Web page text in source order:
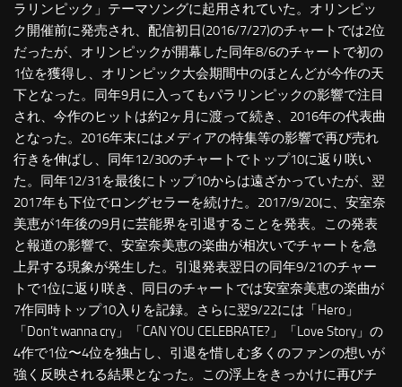
ラリンピック」テーマソングに起用されていた。オリンピッ
ク開催前に発売され、配信初日(2016/7/27)のチャートでは2位
だったが、オリンピックが開幕した同年8/6のチャートで初の
1位を獲得し、オリンピック大会期間中のほとんどが今作の天
下となった。同年9月に入ってもパラリンピックの影響で注目
され、今作のヒットは約2ヶ月に渡って続き、2016年の代表曲
となった。2016年末にはメディアの特集等の影響で再び売れ
行きを伸ばし、同年12/30のチャートでトップ10に返り咲い
た。同年12/31を最後にトップ10からは遠ざかっていたが、翌
2017年も下位でロングセラーを続けた。2017/9/20に、安室奈
美恵が1年後の9月に芸能界を引退することを発表。この発表
と報道の影響で、安室奈美恵の楽曲が相次いでチャートを急
上昇する現象が発生した。引退発表翌日の同年9/21のチャー
トで1位に返り咲き、同日のチャートでは安室奈美恵の楽曲が
7作同時トップ10入りを記録。さらに翌9/22には「Hero」
「Don’t wanna cry」「CAN YOU CELEBRATE?」「Love Story」の
4作で1位〜4位を独占し、引退を惜しむ多くのファンの想いが
強く反映される結果となった。この浮上をきっかけに再びチ